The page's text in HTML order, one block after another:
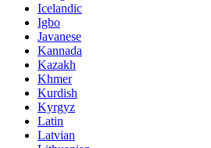
Icelandic
Igbo
Javanese
Kannada
Kazakh
Khmer
Kurdish
Kyrgyz
Latin
Latvian